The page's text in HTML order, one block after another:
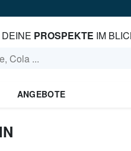
PROSPEKTE IM
ANGEBOTE